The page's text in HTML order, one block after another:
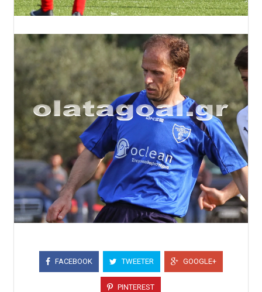
FACEBOOK TWEETER GOOGLE+
PINTEREST